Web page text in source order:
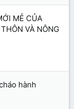
MẺ CỦA
VÀ NÔNG
hành